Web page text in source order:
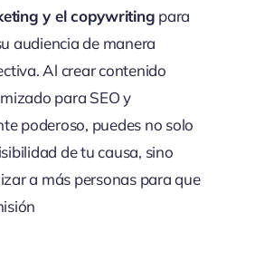
y el copywriting para
audiencia de manera
Al crear contenido
para SEO y
poderoso, puedes no solo
de tu causa, sino
a más personas para que